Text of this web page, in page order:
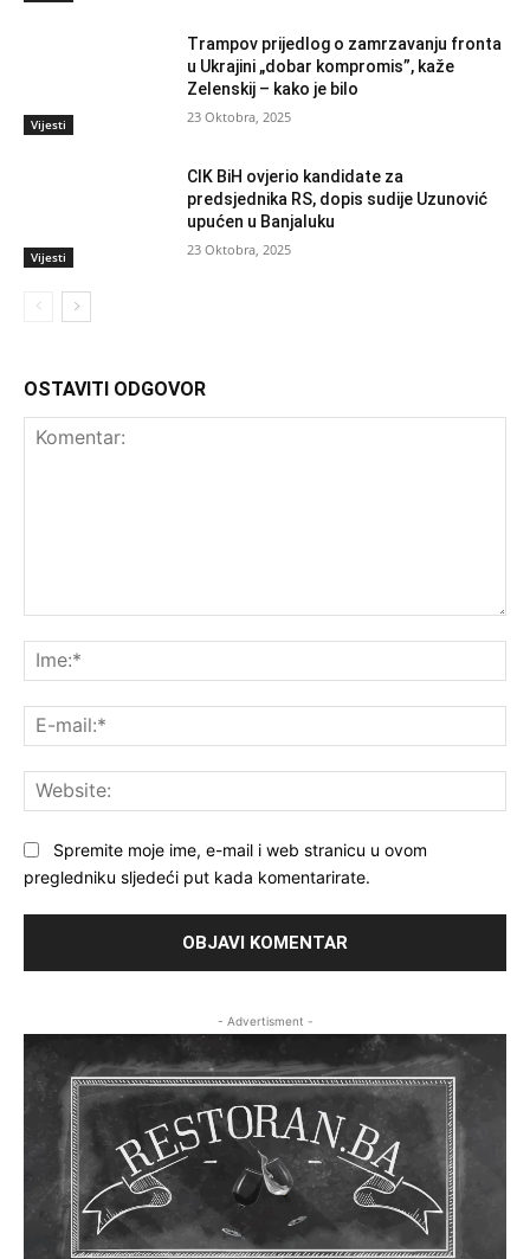
Vijesti
Trampov prijedlog o zamrzavanju fronta
u Ukrajini „dobar kompromis”, kaže
Zelenskij – kako je bilo
23 Oktobra, 2025
Vijesti
CIK BiH ovjerio kandidate za
predsjednika RS, dopis sudije Uzunović
upućen u Banjaluku
23 Oktobra, 2025
OSTAVITI ODGOVOR
Spremite moje ime, e-mail i web stranicu u ovom
pregledniku sljedeći put kada komentarirate.
- Advertisment -